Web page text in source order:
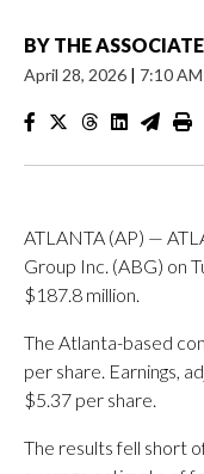
BY THE
April 28, 2026 | 7:10 AM
ATLANTA (AP) —
Group Inc. (ABG) on
$187.8 million.
The Atlanta-based
per share. Earnings,
$5.37 per share.
The results fell short